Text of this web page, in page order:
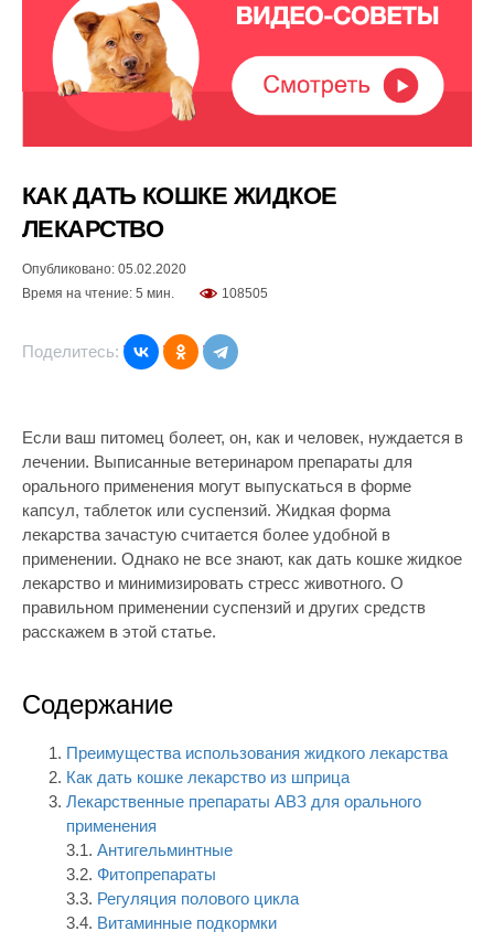
КАК ДАТЬ КОШКЕ ЖИДКОЕ
ЛЕКАРСТВО
Опубликовано: 05.02.2020
Время на чтение: 5 мин.
108505
Поделитесь:
Если ваш питомец болеет, он, как и человек, нуждается в
лечении. Выписанные ветеринаром препараты для
орального применения могут выпускаться в форме
капсул, таблеток или суспензий. Жидкая форма
лекарства зачастую считается более удобной в
применении. Однако не все знают, как дать кошке жидкое
лекарство и минимизировать стресс животного. О
правильном применении суспензий и других средств
расскажем в этой статье.
Содержание
Преимущества использования жидкого лекарства
Как дать кошке лекарство из шприца
Лекарственные препараты АВЗ для орального
применения
3.1. Антигельминтные
3.2. Фитопрепараты
3.3. Регуляция полового цикла
3.4. Витаминные подкормки